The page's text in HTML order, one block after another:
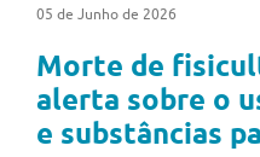
05 de Junho de 2026
Morte de
alerta sobre o
e substâncias